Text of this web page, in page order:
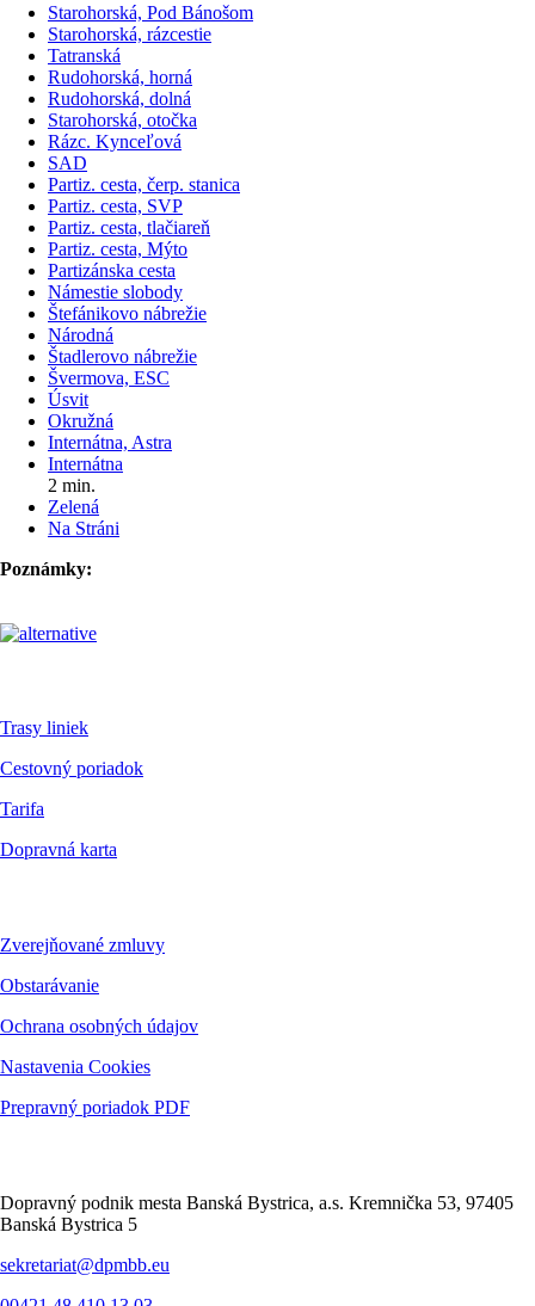
Starohorská, Pod Bánošom
Starohorská, rázcestie
Tatranská
Rudohorská, horná
Rudohorská, dolná
Starohorská, otočka
Rázc. Kynceľová
SAD
Partiz. cesta, čerp. stanica
Partiz. cesta, SVP
Partiz. cesta, tlačiareň
Partiz. cesta, Mýto
Partizánska cesta
Námestie slobody
Štefánikovo nábrežie
Národná
Štadlerovo nábrežie
Švermova, ESC
Úsvit
Okružná
Internátna, Astra
Internátna
2 min.
Zelená
Na Stráni
Poznámky:
Trasy liniek
Cestovný poriadok
Tarifa
Dopravná karta
Zverejňované zmluvy
Obstarávanie
Ochrana osobných údajov
Nastavenia Cookies
Prepravný poriadok PDF
Dopravný podnik mesta Banská Bystrica, a.s. Kremnička 53, 97405
Banská Bystrica 5
sekretariat@dpmbb.eu